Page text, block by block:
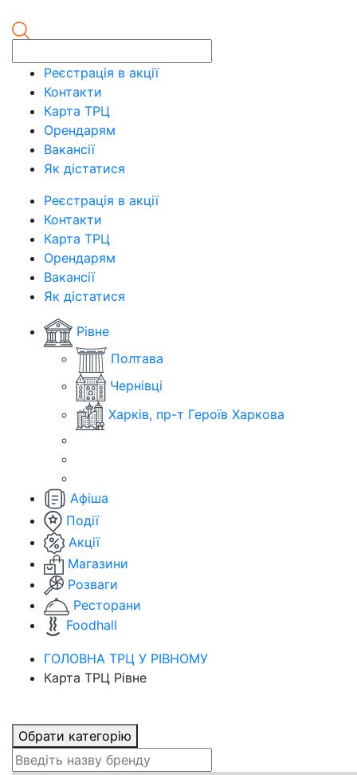
Реєстрація в акції
Контакти
Карта ТРЦ
Орендарям
Вакансії
Як дістатися
Реєстрація в акції
Контакти
Карта ТРЦ
Орендарям
Вакансії
Як дістатися
Рівне
Полтава
Чернівці
Харків, пр-т Героїв Харкова
Афіша
Події
Акції
Магазини
Розваги
Ресторани
Foodhall
ГОЛОВНА ТРЦ У РІВНОМУ
Карта ТРЦ Рівне
Обрати категорію